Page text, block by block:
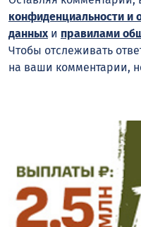
конфиденциальности и
данных и правилами
Чтобы отслеживать
на ваши комментарии,